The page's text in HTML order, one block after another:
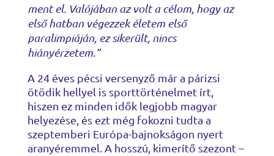
ment el. Valójában az volt a célom, hogy az
első hatban végezzek életem első
paralimpiáján, ez sikerült, nincs
hiányérzetem.”
A 24 éves pécsi versenyző már a párizsi
ötödik hellyel is sporttörténelmet írt,
hiszen ez minden idők legjobb magyar
helyezése, és ezt még fokozni tudta a
szeptemberi Európa-bajnokságon nyert
aranyéremmel. A hosszú, kimerítő szezont –